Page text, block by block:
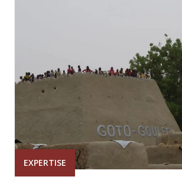
EXPERTISE